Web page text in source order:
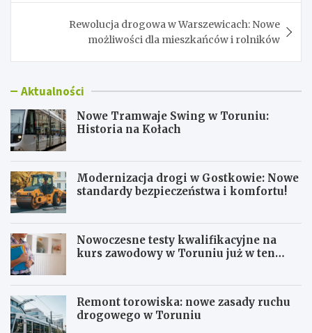
Rewolucja drogowa w Warszewicach: Nowe
możliwości dla mieszkańców i rolników
Aktualności
Nowe Tramwaje Swing w Toruniu:
Historia na Kołach
Modernizacja drogi w Gostkowie: Nowe
standardy bezpieczeństwa i komfortu!
Nowoczesne testy kwalifikacyjne na
kurs zawodowy w Toruniu już w ten
Remont torowiska: nowe zasady ruchu
drogowego w Toruniu